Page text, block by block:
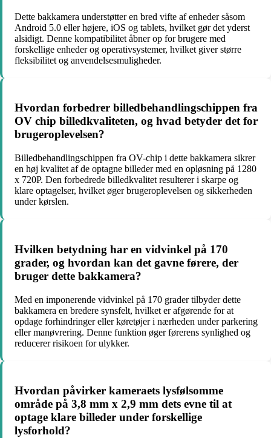
Dette bakkamera understøtter en bred vifte af enheder såsom
Android 5.0 eller højere, iOS og tablets, hvilket gør det yderst
alsidigt. Denne kompatibilitet åbner op for brugere med
forskellige enheder og operativsystemer, hvilket giver større
fleksibilitet og anvendelsesmuligheder.
Hvordan forbedrer billedbehandlingschippen fra
OV chip billedkvaliteten, og hvad betyder det for
brugeroplevelsen?
Billedbehandlingschippen fra OV-chip i dette bakkamera sikrer
en høj kvalitet af de optagne billeder med en opløsning på 1280
x 720P. Den forbedrede billedkvalitet resulterer i skarpe og
klare optagelser, hvilket øger brugeroplevelsen og sikkerheden
under kørslen.
Hvilken betydning har en vidvinkel på 170
grader, og hvordan kan det gavne førere, der
bruger dette bakkamera?
Med en imponerende vidvinkel på 170 grader tilbyder dette
bakkamera en bredere synsfelt, hvilket er afgørende for at
opdage forhindringer eller køretøjer i nærheden under parkering
eller manøvrering. Denne funktion øger førerens synlighed og
reducerer risikoen for ulykker.
Hvordan påvirker kameraets lysfølsomme
område på 3,8 mm x 2,9 mm dets evne til at
optage klare billeder under forskellige
lysforhold?